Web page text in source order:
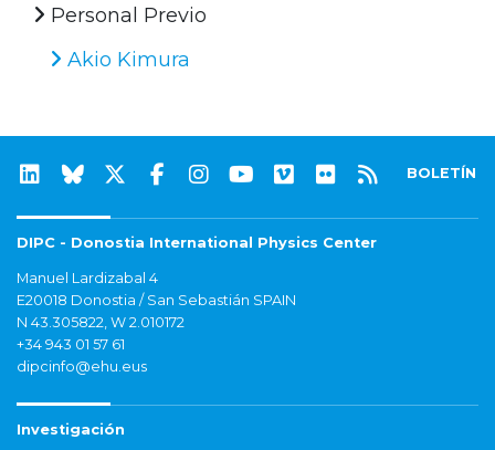
Personal Previo
Akio Kimura
BOLETÍN
DIPC - Donostia International Physics Center
Manuel Lardizabal 4
E20018 Donostia / San Sebastián SPAIN
N 43.305822, W 2.010172
+34 943 01 57 61
dipcinfo@ehu.eus
Investigación